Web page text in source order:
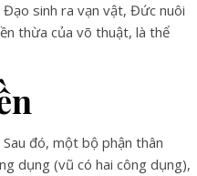
Đạo sinh ra vạn vật, Đức nuôi
thừa của võ thuật, là thể
đó, một bộ phận thân
dụng (vũ có hai công dụng),